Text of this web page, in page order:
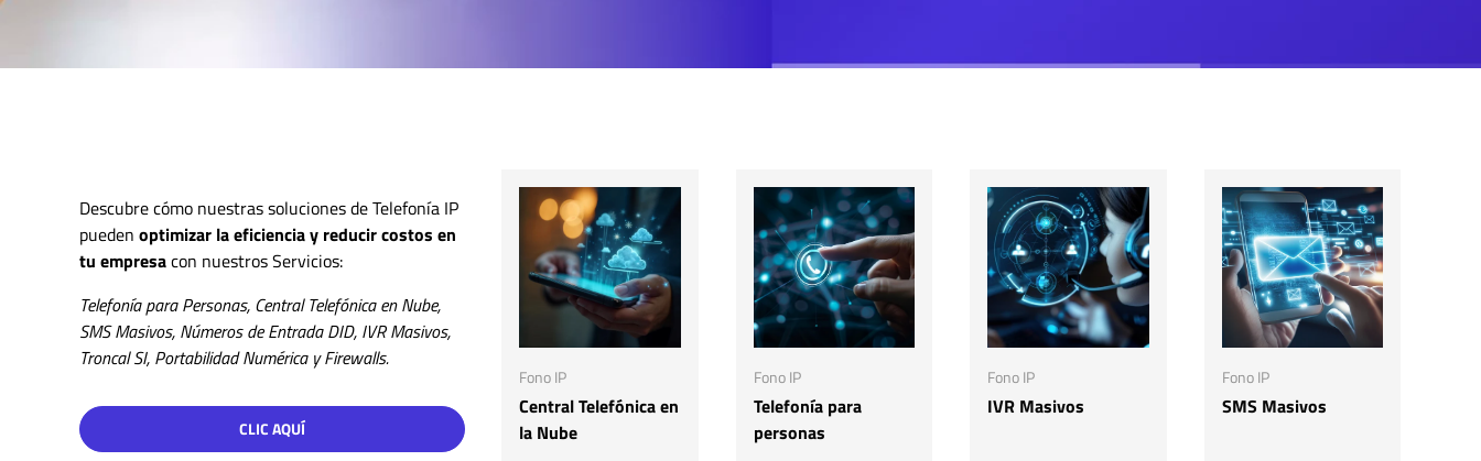
Descubre cómo nuestras soluciones de Telefonía IP
pueden optimizar la eficiencia y reducir costos en
tu empresacon nuestros Servicios:
Telefonía para Personas, Central Telefónica en Nube,
SMS Masivos, Números de Entrada DID, IVR Masivos,
Troncal SI, Portabilidad Numérica y Firewalls.
CLIC AQUÍ
Fono IP
Central Telefónica en
la Nube
Fono IP
Telefonía para
personas
Fono IP
IVR Masivos
Fono IP
SMS Masivos